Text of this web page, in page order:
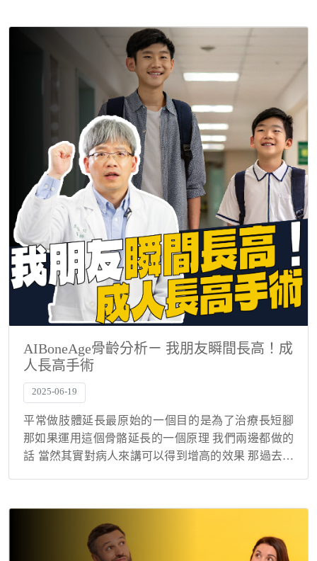
AIBoneAge骨齡分析ㄧ 我朋友瞬間長高！成
人長高手術
2025-06-19
平常做肢體延長最原始的一個目的是為了治療長短腳
那如果運用這個骨骼延長的一個原理 我們兩邊都做的
話 當然其實對病人來講可以得到增高的效果 那過去一